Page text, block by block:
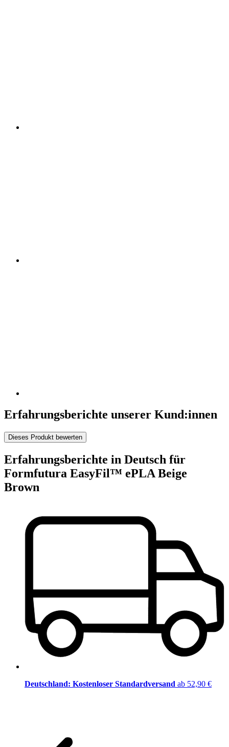
Erfahrungsberichte unserer Kund:innen
Dieses Produkt bewerten
Erfahrungsberichte in Deutsch für
Formfutura EasyFil™ ePLA Beige
Brown
Deutschland: Kostenloser Standardversand ab 52,90 €